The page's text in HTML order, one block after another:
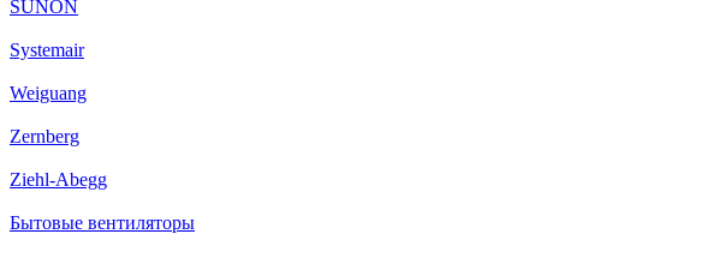
SUNON
Systemair
Weiguang
Zernberg
Ziehl-Abegg
Бытовые вентиляторы